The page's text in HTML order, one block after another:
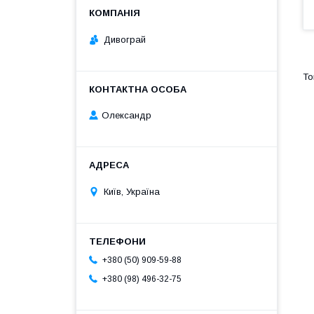
Дивограй
Олександр
Київ, Україна
+380 (50) 909-59-88
+380 (98) 496-32-75